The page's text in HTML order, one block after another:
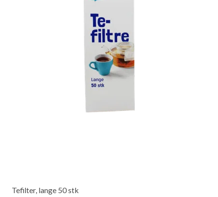
Tefilter, lange 50 stk